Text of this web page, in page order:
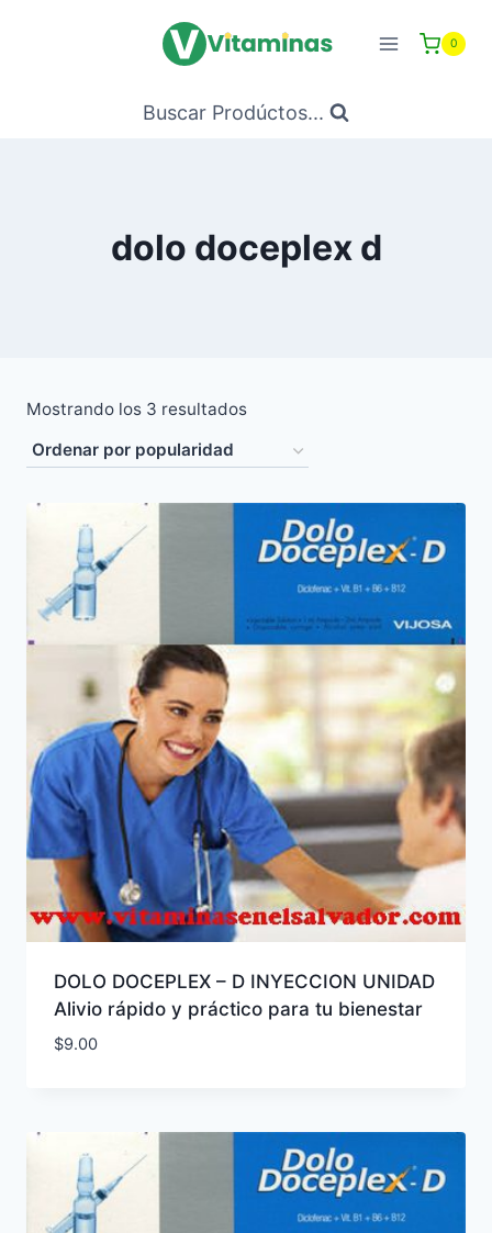
0
Buscar Prodúctos...
dolo doceplex d
Mostrando los 3 resultadosOrdenado
popularidad
DOLO DOCEPLEX – D INYECCION UNIDAD
Alivio rápido y práctico para tu bienestar
$9.00